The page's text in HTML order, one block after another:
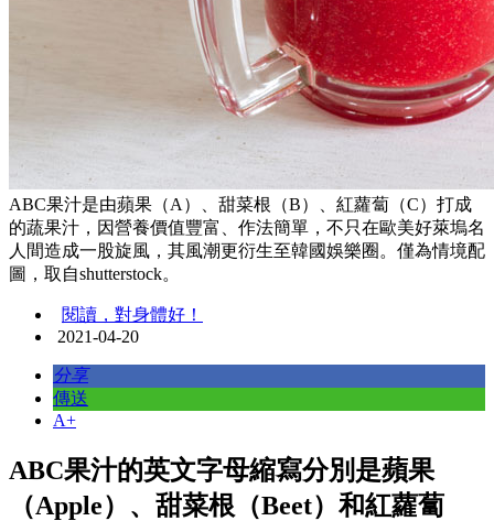
ABC果汁是由蘋果（A）、甜菜根（B）、紅蘿蔔（C）打成
的蔬果汁，因營養價值豐富、作法簡單，不只在歐美好萊塢名
人間造成一股旋風，其風潮更衍生至韓國娛樂圈。僅為情境配
圖，取自shutterstock。
閱讀，對身體好！
2021-04-20
分享
傳送
A+
ABC果汁的英文字母縮寫分別是蘋果
（Apple）、甜菜根（Beet）和紅蘿蔔